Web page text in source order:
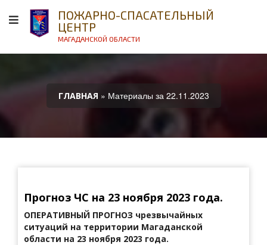
ПОЖАРНО-СПАСАТЕЛЬНЫЙ
ЦЕНТР
МАГАДАНСКОЙ ОБЛАСТИ
ГЛАВНАЯ » Материалы за 22.11.2023
Прогноз ЧС на 23 ноября 2023 года.
ОПЕРАТИВНЫЙ ПРОГНОЗ чрезвычайных
ситуаций на территории Магаданской
области на 23 ноября 2023 года.